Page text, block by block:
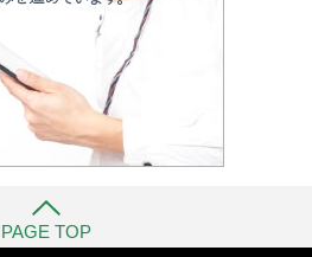
PAGE TOP